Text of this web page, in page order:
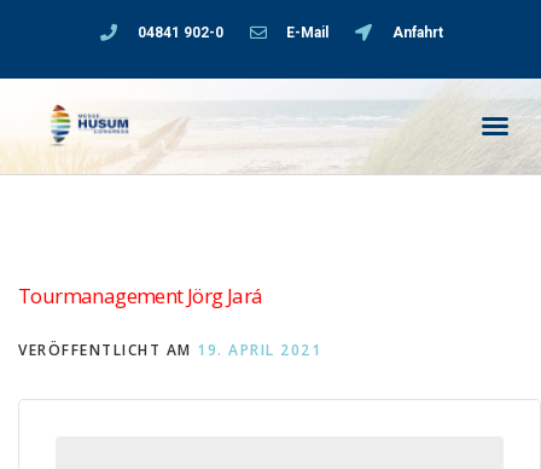
04841 902-0 E-Mail Anfahrt
Tourmanagement Jörg Jará
VERÖFFENTLICHT AM 19. APRIL 2021